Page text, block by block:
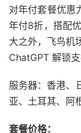
对年付套餐优惠
年付8折，搭配
大之外，飞鸟机
ChatGPT 解锁支
服务器：香港、
亚、土耳其、阿
套餐价格：